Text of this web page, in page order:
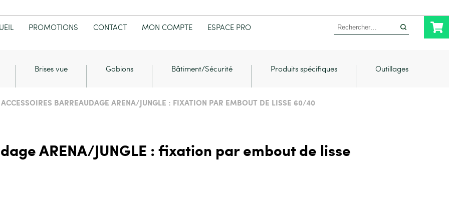
PROMOTIONS CONTACT MON COMPTE ESPACE PRO Rechercher :
Brises vue Gabions Bâtiment/Sécurité Produits spécifiques Outillages
BARREAUDAGE ARENA/JUNGLE : FIXATION PAR EMBOUT DE LISSE 60/40
ARENA/JUNGLE : fixation par embout de lisse